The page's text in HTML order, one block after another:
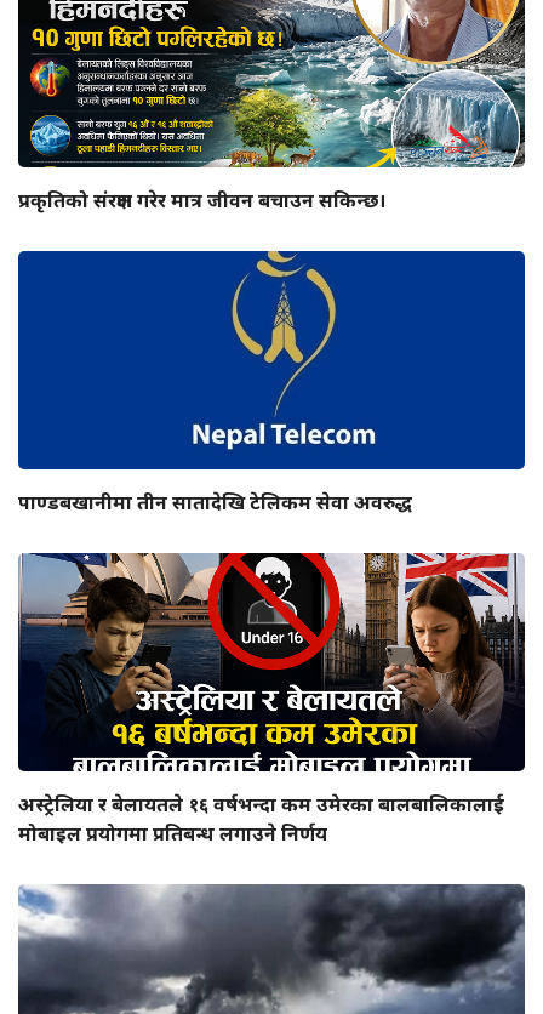
प्रकृतिको संरक्षण गरेर मात्र जीवन बचाउन सकिन्छ।
पाण्डबखानीमा तीन सातादेखि टेलिकम सेवा अवरुद्ध
अस्ट्रेलिया र बेलायतले १६ वर्षभन्दा कम उमेरका बालबालिकालाई
मोबाइल प्रयोगमा प्रतिबन्ध लगाउने निर्णय